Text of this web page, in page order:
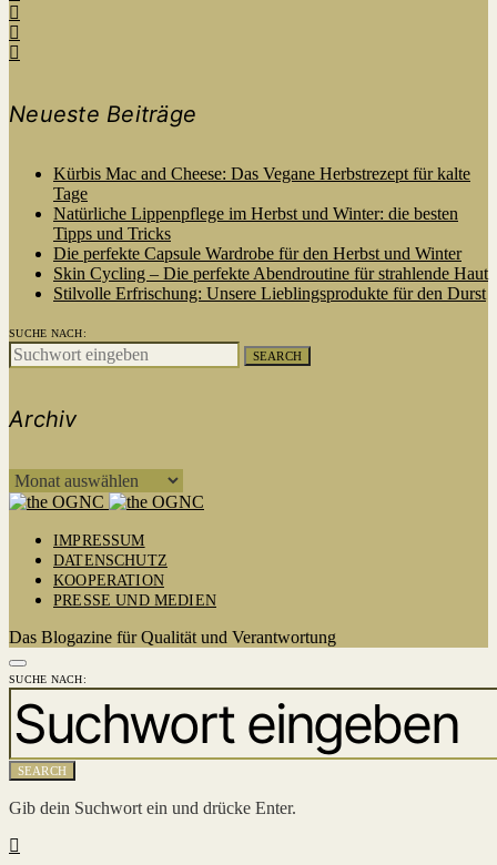
Neueste Beiträge
Kürbis Mac and Cheese: Das Vegane Herbstrezept für kalte
Tage
Natürliche Lippenpflege im Herbst und Winter: die besten
Tipps und Tricks
Die perfekte Capsule Wardrobe für den Herbst und Winter
Skin Cycling – Die perfekte Abendroutine für strahlende Haut
Stilvolle Erfrischung: Unsere Lieblingsprodukte für den Durst
SUCHE NACH:
SEARCH
Archiv
ARCHIV
IMPRESSUM
DATENSCHUTZ
KOOPERATION
PRESSE UND MEDIEN
Das Blogazine für Qualität und Verantwortung
SUCHE NACH:
SEARCH
Gib dein Suchwort ein und drücke Enter.